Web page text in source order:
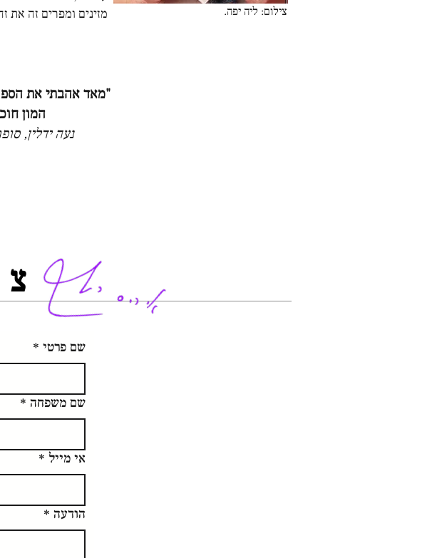
מזינים ומפרים זה את
צילום: ליה יפה.
"מאד אהבתי את
המון
נעה ידלין,
שם פרטי *
שם משפחה *
אי מייל *
הודעה *